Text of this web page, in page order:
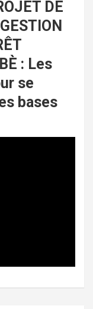
DE
: Les
se
bases